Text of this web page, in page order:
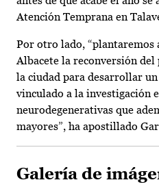
Atención Temprana en
Por otro lado, “plantaremos
Albacete la reconversión
la ciudad para desarrollar
vinculado a la investigación
neurodegenerativas que
mayores”, ha apostillado
Galería de